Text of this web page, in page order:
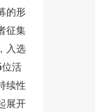
的形
征集
入选
活
续性
展开